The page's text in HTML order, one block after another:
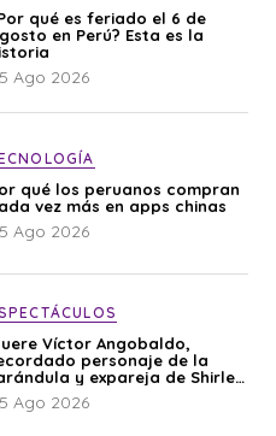
qué es feriado el 6 de
en Perú? Esta es la
Ago 2026
qué los peruanos compran
vez más en apps chinas
Ago 2026
Víctor Angobaldo,
personaje de la
y expareja de Shirley
Ago 2026